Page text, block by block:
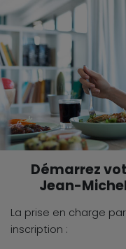
Démarrez
Jean-
La prise en charge
inscription :